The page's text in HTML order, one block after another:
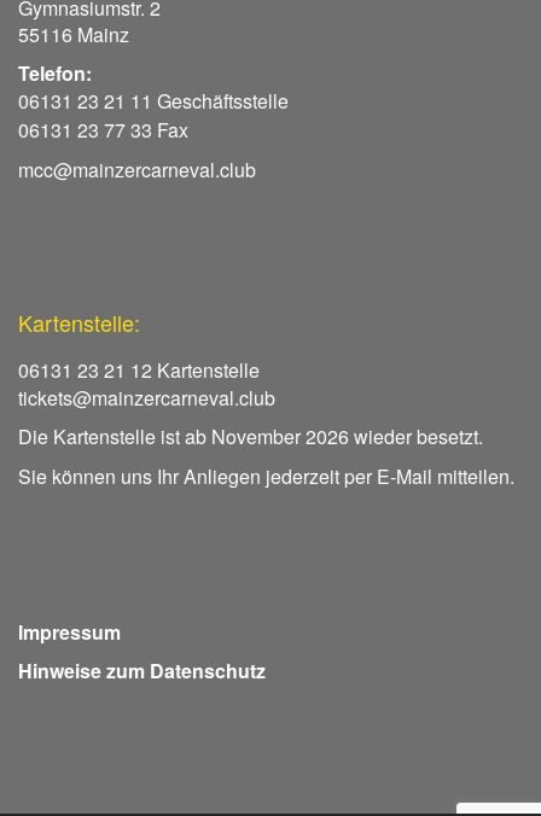
Gymnasiumstr. 2
55116 Mainz
Telefon:
06131 23 21 11 Geschäftsstelle
06131 23 77 33 Fax
mcc@mainzercarneval.club
Kartenstelle:
06131 23 21 12 Kartenstelle
tickets@mainzercarneval.club
Die Kartenstelle ist ab November 2026 wieder besetzt.
Sie können uns Ihr Anliegen jederzeit per E-Mail mitteilen.
Impressum
Hinweise zum Datenschutz